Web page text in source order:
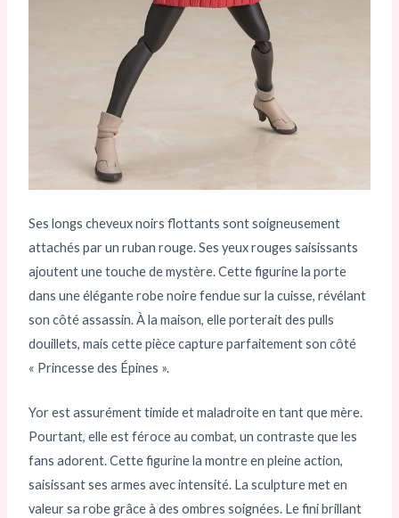
Ses longs cheveux noirs flottants sont soigneusement
attachés par un ruban rouge. Ses yeux rouges saisissants
ajoutent une touche de mystère. Cette figurine la porte
dans une élégante robe noire fendue sur la cuisse, révélant
son côté assassin. À la maison, elle porterait des pulls
douillets, mais cette pièce capture parfaitement son côté
« Princesse des Épines ».
Yor est assurément timide et maladroite en tant que mère.
Pourtant, elle est féroce au combat, un contraste que les
fans adorent. Cette figurine la montre en pleine action,
saisissant ses armes avec intensité. La sculpture met en
valeur sa robe grâce à des ombres soignées. Le fini brillant